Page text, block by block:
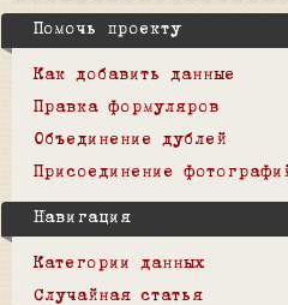
Помочь проекту
Как добавить данные
Правка формуляров
Объединение дублей
Присоединение
Навигация
Категории данных
Случайная статья